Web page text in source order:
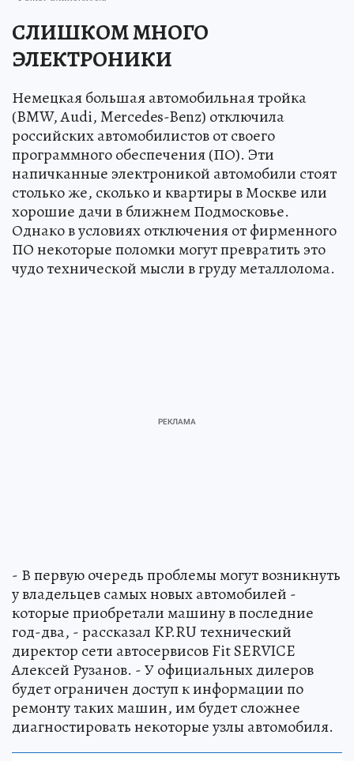
СЛИШКОМ МНОГО
ЭЛЕКТРОНИКИ
Немецкая большая автомобильная тройка
(BMW, Audi, Mercedes-Benz) отключила
российских автомобилистов от своего
программного обеспечения (ПО). Эти
напичканные электроникой автомобили стоят
столько же, сколько и квартиры в Москве или
хорошие дачи в ближнем Подмосковье.
Однако в условиях отключения от фирменного
ПО некоторые поломки могут превратить это
чудо технической мысли в груду металлолома.
- В первую очередь проблемы могут возникнуть
у владельцев самых новых автомобилей -
которые приобретали машину в последние
год-два, - рассказал KP.RU технический
директор сети автосервисов Fit SERVICE
Алексей Рузанов. - У официальных дилеров
будет ограничен доступ к информации по
ремонту таких машин, им будет сложнее
диагностировать некоторые узлы автомобиля.